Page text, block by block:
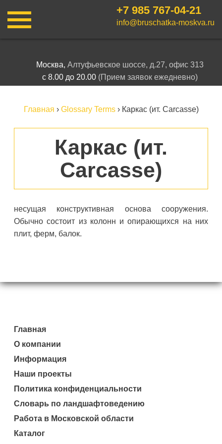
+7 985 767-04-21
info@bruschatka-moskva.ru
Москва, Алтуфьевское шоссе, д.27, офис 313
с 8.00 до 20.00 (Прием заявок ежедневно)
Главная › Glossary Terms› Каркас (ит. Carcasse)
Каркас (ит.
Carcasse)
несущая конструктивная основа сооружения.
Обычно состоит из колонн и опирающихся на них
плит, ферм, балок.
Главная
О компании
Информация
Наши проекты
Политика конфиденциальности
Словарь по ландшафтоведению
Работа в Московской области
Каталог